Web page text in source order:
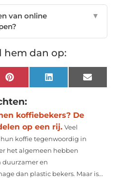
van online
▼
hem dan op:
Pinterest LinkedIn Email
koffiebekers? De
op een rij. Veel
koffie tegenwoordig in
het algemeen hebben
duurzamer en
dan plastic bekers. Maar is...